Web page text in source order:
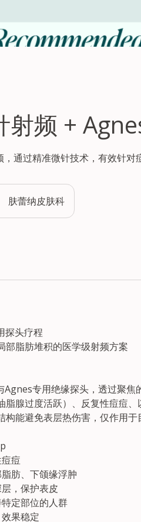
频 +
通过精准微针技术，有效针对
肤蕾纳皮肤科
探头疗程
部脂肪堆积的医学级射频方案
专用绝缘探头，透过聚焦
腺过度活跃）、反复性痘痘、
能避免表层热伤害，仅作用于
痘
肪、下颌缘浮肿
，保护表皮
定部位的人群
果稳定